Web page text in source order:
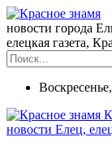
новости города
елецкая газета,
новости Елец,